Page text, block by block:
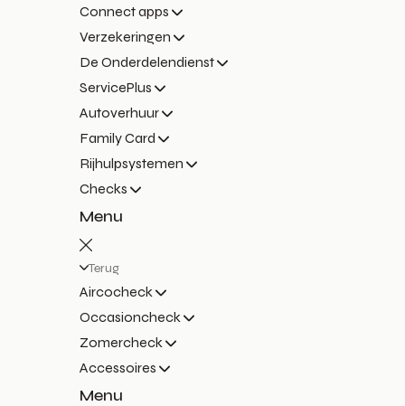
Connect apps
Verzekeringen
De Onderdelendienst
ServicePlus
Autoverhuur
Family Card
Rijhulpsystemen
Checks
Menu
Terug
Aircocheck
Occasioncheck
Zomercheck
Accessoires
Menu